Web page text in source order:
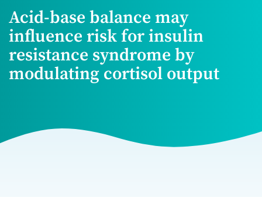
Acid-base balance may
influence risk for insulin
resistance syndrome by
modulating cortisol output